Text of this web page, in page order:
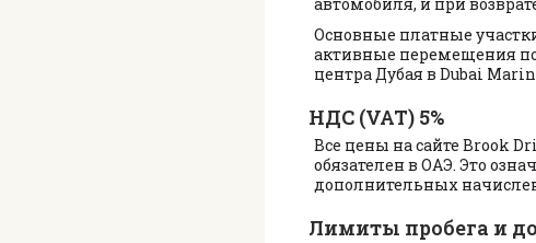
Основные платные
активные перемещения по
центра Дубая в Dubai
НДС (VAT) 5%
Все цены на сайте Brook
обязателен в ОАЭ. Это
дополнительных
Лимиты пробега и